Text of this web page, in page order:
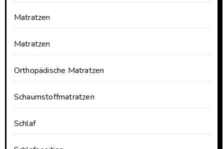
Matratzen
Matratzen
Orthopädische Matratzen
Schaumstoffmatratzen
Schlaf